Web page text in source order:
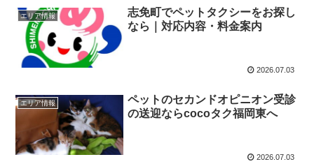
エリア情報
志免町でペットタクシーをお探し
なら｜対応内容・料金案内
2026.07.03
エリア情報
ペットのセカンドオピニオン受診
の送迎ならcocoタク福岡東へ
2026.07.03